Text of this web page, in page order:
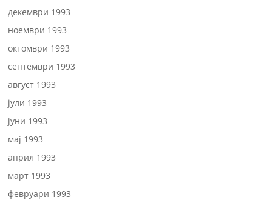
декември 1993
ноември 1993
октомври 1993
септември 1993
август 1993
јули 1993
јуни 1993
мај 1993
април 1993
март 1993
февруари 1993